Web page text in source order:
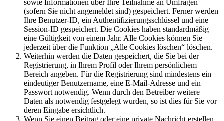
sowie Informationen über Ihre Teilnahme an Umfragen
(sofern Sie nicht angemeldet sind) gespeichert. Ferner werden
Ihre Benutzer-ID, ein Authentifizierungsschlüssel und eine
Session-ID gespeichert. Die Cookies haben standardmäßig
eine Gültigkeit von einem Jahr. Alle Cookies können Sie
jederzeit über die Funktion „Alle Cookies löschen“ löschen.
Weiterhin werden die Daten gespeichert, die Sie bei der
Registrierung, in Ihrem Profil oder Ihrem persönlichem
Bereich angeben. Für die Registrierung sind mindestens ein
eindeutiger Benutzername, eine E-Mail-Adresse und ein
Passwort notwendig. Wenn durch den Betreiber weitere
Daten als notwendig festgelegt wurden, so ist dies für Sie vor
deren Eingabe ersichtlich.
Wenn Sie einen Beitrag oder eine private Nachricht erstellen,